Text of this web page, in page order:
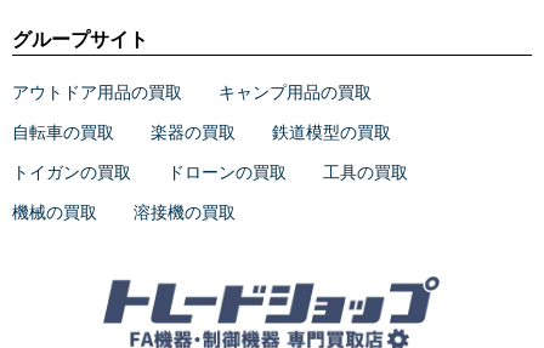
グループサイト
アウトドア用品の買取 キャンプ用品の買取
自転車の買取 楽器の買取 鉄道模型の買取
トイガンの買取 ドローンの買取 工具の買取
機械の買取 溶接機の買取